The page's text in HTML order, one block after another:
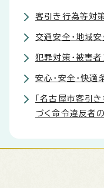
客引き行為等対
交通安全・地域安
犯罪対策・被害
安心・安全・快適
「名古屋市客引
づく命令違反者